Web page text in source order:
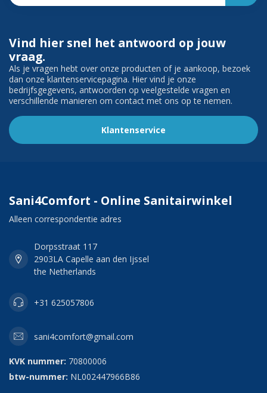
Vind hier snel het antwoord op jouw
vraag.
Als je vragen hebt over onze producten of je aankoop, bezoek
dan onze klantenservicepagina. Hier vind je onze
bedrijfsgegevens, antwoorden op veelgestelde vragen en
verschillende manieren om contact met ons op te nemen.
Klantenservice
Sani4Comfort - Online Sanitairwinkel
Alleen correspondentie adres
Dorpsstraat 117
2903LA Capelle aan den Ijssel
the Netherlands
+31 625057806
sani4comfort@gmail.com
KVK nummer: 70800006
btw-nummer: NL002447966B86